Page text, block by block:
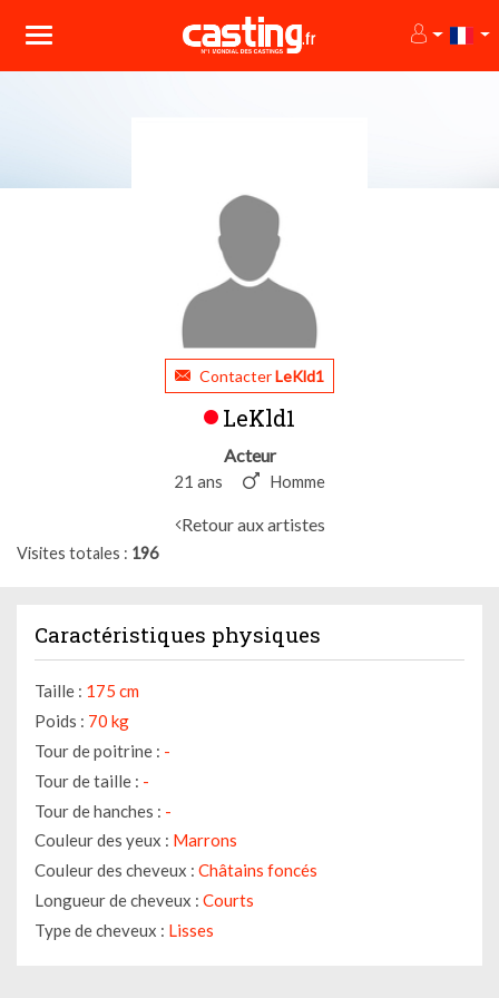
ContacterLeKld1
LeKld1
Acteur
21 ans Homme
Retour aux artistes
Visites totales 196
Caractéristiques physiques
Taille : 175 cm
Poids : 70 kg
Tour de poitrine : -
Tour de taille : -
Tour de hanches : -
Couleur des yeux : Marrons
Couleur des cheveux : Châtains foncés
Longueur de cheveux : Courts
Type de cheveux : Lisses